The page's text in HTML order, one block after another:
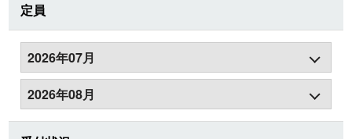
定員
2026年07月
2026年08月